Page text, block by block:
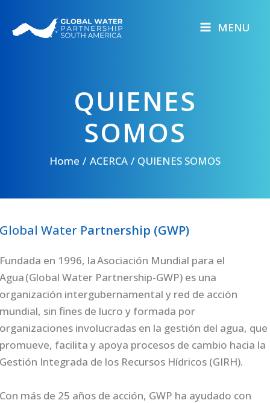
content
MENU
QUIENES
SOMOS
Home ACERCA QUIENES SOMOS
Global Water Partnership (GWP)
Fundada en 1996, la Asociación Mundial para el
Agua (Global Water Partnership-GWP) es una
organización intergubernamental y red de acción
mundial, sin fines de lucro y formada por
organizaciones involucradas en la gestión del agua, que
promueve, facilita y apoya procesos de cambio hacia la
Gestión Integrada de los Recursos Hídricos (GIRH).
Con más de 25 años de acción, GWP ha ayudado con